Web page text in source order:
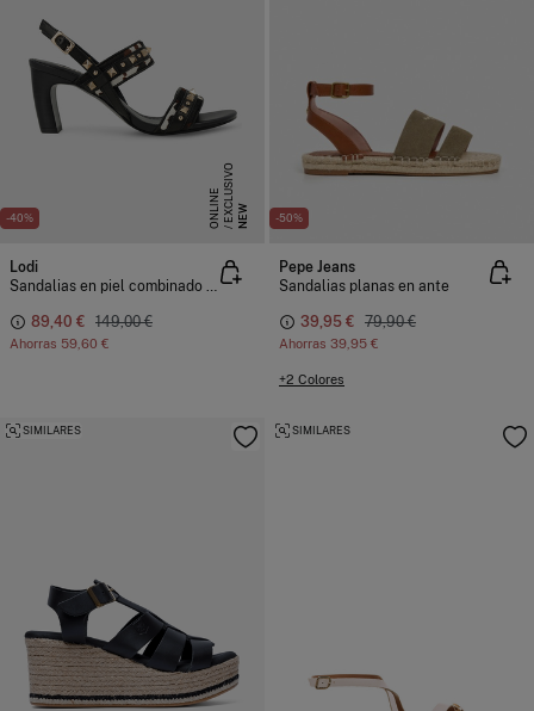
-40% NEW
E
X
C
L
US
I
V
O
O
N
L
I
N
E
Lodi
Sandalias en piel combinado efecto animal print
89,40 € 149,00 €
Ahorras 59,60 €
-50%
Pepe Jeans
Sandalias planas en ante
39,95 € 79,90 €
Ahorras 39,95 €
+2 Colores
SIMILARES SIMILARES